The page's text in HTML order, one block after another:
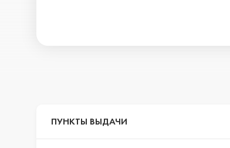
ПУНКТЫ ВЫДАЧИ